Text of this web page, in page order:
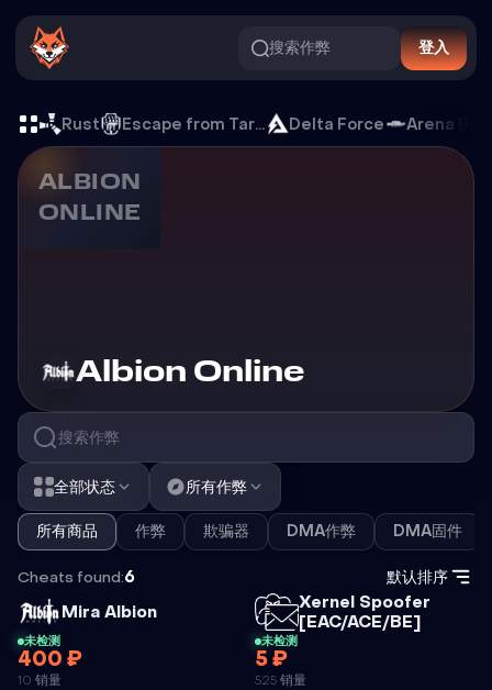
搜索作弊 登入
Albion Online 游戏外挂
Rust Escape from Tarkov Delta Force Arena
ALBION
ONLINE
Albion Online游戏外挂
全部状态 所有作弊
所有商品 作弊 欺骗器 DMA作弊 DMA固件
Cheats found:6 默认排序
Mira Albion外挂
MIRA ALBION
未检测
400 ₽
10 销量
Xernel Spoofer
[EAC/ACE/BE]外挂
XERNEL
未检测
5 ₽
525 销量